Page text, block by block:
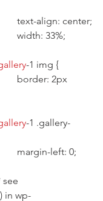
				text-align: center;
				width: 33%;
-1 img {
-1 .gallery-
				margin-left: 0;
in wp-